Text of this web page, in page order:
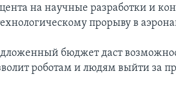
на научные разработки и
прорыву в
бюджет даст
роботам и людям выйти за